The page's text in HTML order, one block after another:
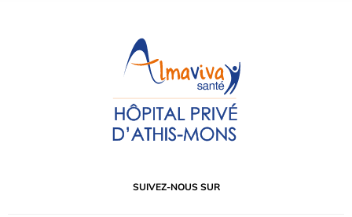
SUIVEZ-NOUS SUR